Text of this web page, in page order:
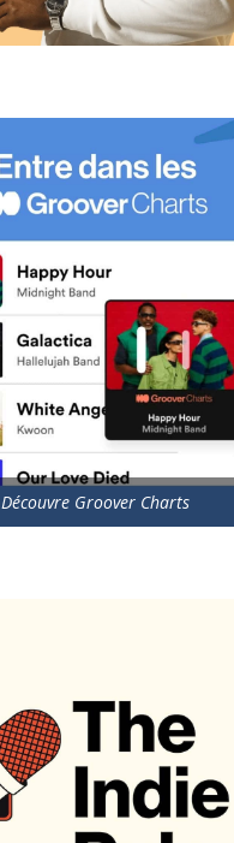
Découvre Groover Charts